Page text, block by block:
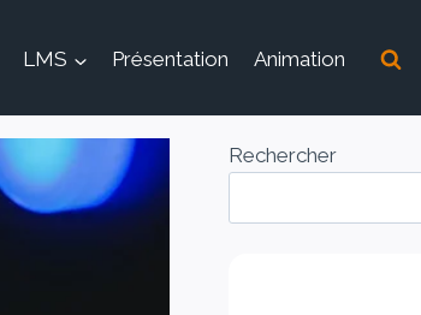
LMS Présentation Animation
Rechercher